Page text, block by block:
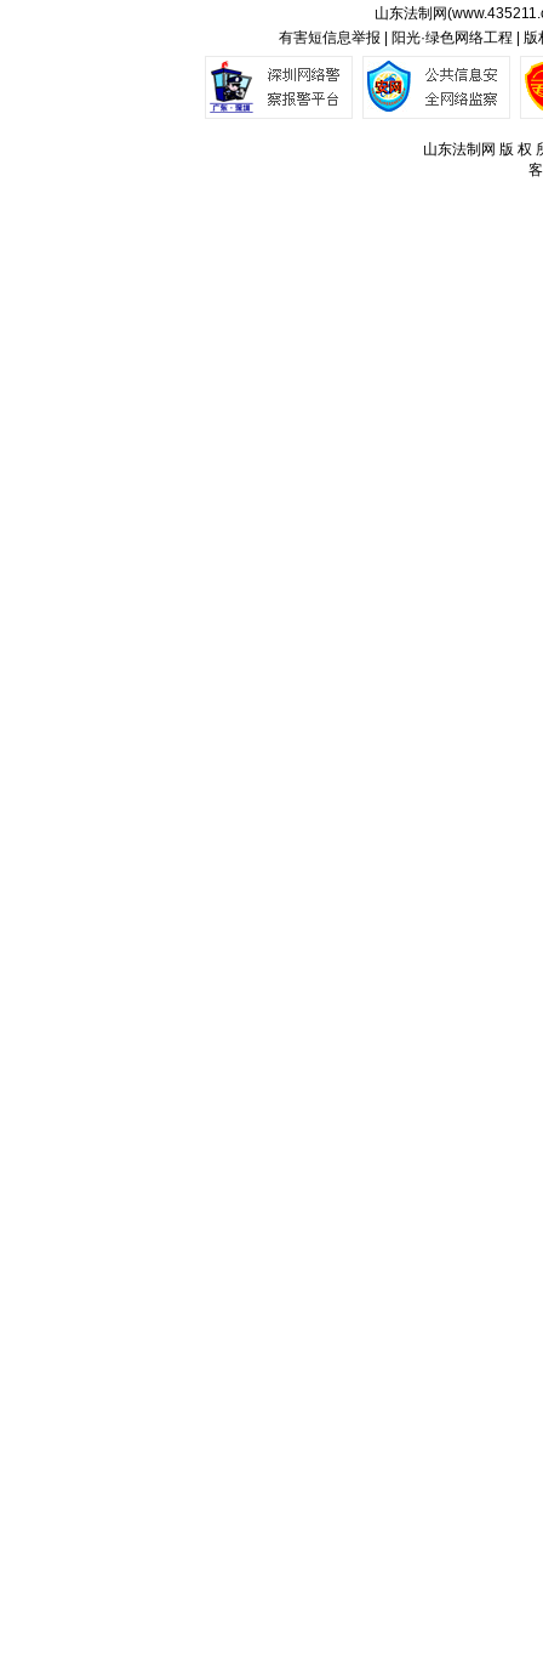
山东法制网(
有害短信息举报 | 阳光·绿色网络工程 |
山东法制网 版 权